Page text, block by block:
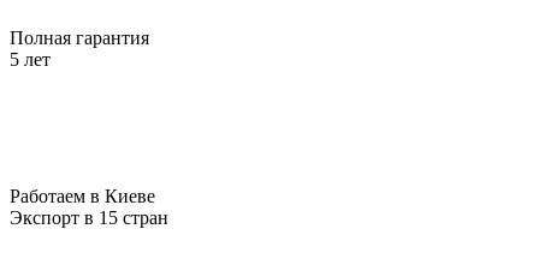
Полная гарантия
5 лет
Работаем в Киеве
Экспорт в 15 стран